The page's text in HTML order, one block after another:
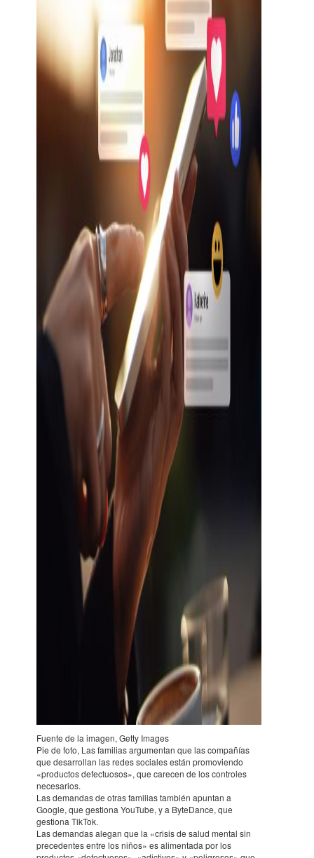
Fuente de la imagen, Getty Images
Pie de foto, Las fami­lias argu­men­tan que las compa­ñías
que desa­rro­llan las redes socia­les están promo­viendo
«produc­tos defec­tuo­sos», que care­cen de los contro­les
nece­sa­rios.
Las deman­das de otras fami­lias también apun­tan a
Google, que gestiona YouTube, y a Byte­Dance, que
gestiona TikTok.
Las deman­das alegan que la «crisis de salud mental sin
prece­den­tes entre los niños» es alimen­tada por los